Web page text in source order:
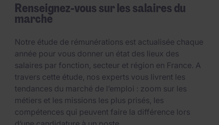
Renseignez-vous sur les salaires du
marché
Notre étude de rémunérations est actualisée chaque
année pour vous donner un état des lieux des
salaires par fonction, secteur et région en France. A
travers cette étude, nos experts vous livrent les
tendances du marché de l’emploi : zoom sur les
métiers et les missions les plus prisés, les
compétences qui peuvent faire la différence lors